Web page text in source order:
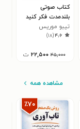
کتاب صوتی
بلندمدت فکر کنید
تیبو موریس
۴٫۶(۱۸)
۴۵,۰۰۰ ۲۲,۵۰۰ ت
مشاهده همه
٪۷۰